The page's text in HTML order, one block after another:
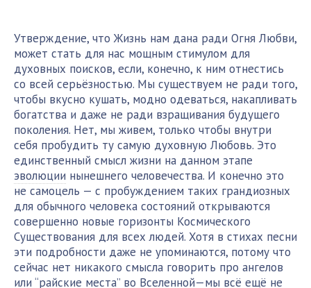
Утверждение, что Жизнь нам дана ради Огня Любви,
может стать для нас мощным стимулом для
духовных поисков, если, конечно, к ним отнестись
со всей серьёзностью. Мы существуем не ради того,
чтобы вкусно кушать, модно одеваться, накапливать
богатства и даже не ради взращивания будущего
поколения. Нет, мы живем, только чтобы внутри
себя пробудить ту самую духовную Любовь. Это
единственный смысл жизни на данном этапе
эволюции нынешнего человечества. И конечно это
не самоцель — с пробуждением таких грандиозных
для обычного человека состояний открываются
совершенно новые горизонты Космического
Существования для всех людей. Хотя в стихах песни
эти подробности даже не упоминаются, потому что
сейчас нет никакого смысла говорить про ангелов
или “райские места” во Вселенной—мы всё ещё не